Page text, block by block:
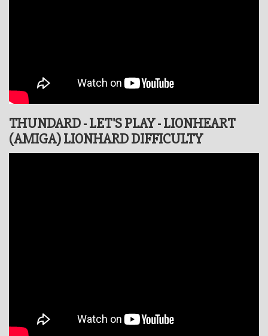
THUNDARD - LET'S PLAY - LIONHEART
(AMIGA) LIONHARD DIFFICULTY